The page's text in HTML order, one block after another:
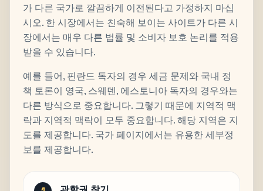
가 다른 국가로 깔끔하게 이전된다고 가정하지 마십
시오. 한 시장에서는 친숙해 보이는 사이트가 다른 시
장에서는 매우 다른 법률 및 소비자 보호 논리를 적용
받을 수 있습니다.
예를 들어, 핀란드 독자의 경우 세금 문제와 국내 정
책 토론이 영국, 스웨덴, 에스토니아 독자의 경우와는
다른 방식으로 중요합니다. 그렇기 때문에 지역적 맥
락과 지역적 맥락이 모두 중요합니다. 해당 지역은 지
도를 제공합니다. 국가 페이지에서는 유용한 세부정
보를 제공합니다.